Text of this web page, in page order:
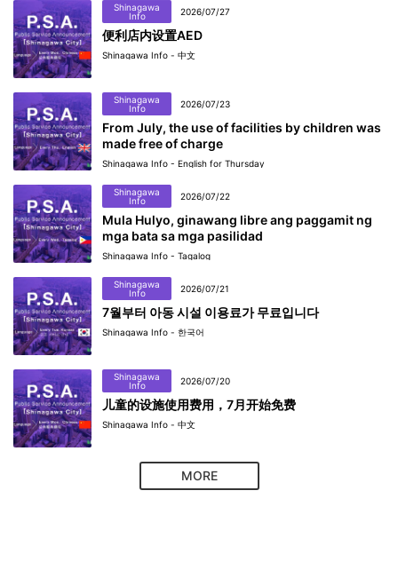
Shinagawa
Info
2026/07/27
便利店内设置AED
Shinagawa Info - 中文
Shinagawa
Info
2026/07/23
From July, the use of facilities by children was
made free of charge
Shinagawa Info - English for Thursday
Shinagawa
Info
2026/07/22
Mula Hulyo, ginawang libre ang paggamit ng
mga bata sa mga pasilidad
Shinagawa Info - Tagalog
Shinagawa
Info
2026/07/21
7월부터 아동 시설 이용료가 무료입니다
Shinagawa Info - 한국어
Shinagawa
Info
2026/07/20
儿童的设施使用费用，7月开始免费
Shinagawa Info - 中文
MORE